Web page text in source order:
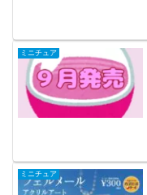
ミニチュア
ミニチュア